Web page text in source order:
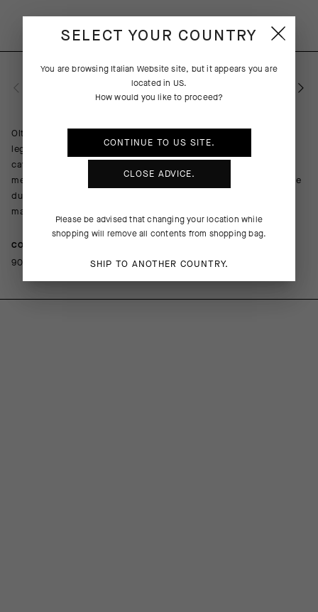
DESCRIZIONE DEL PRODOTTO
Oltre a far respirare la pelle, eliminare gli odori e offrire una
leggera compressione lungo il metatarso, l’arco plantare e la
caviglia, i calzini Ego Socks ti permettono di esprimere il tuo
messaggio al mondo ad ogni pedalata. Ciascun paio ne include
due con la stessa lettera. L’altezza di 17 cm garantisce la
massima visibilità della scritta.
COMPOSITION
90%Polyamide 10%Elastane
SELECT YOUR COUNTRY
You are browsing Italian Websitesite, but it appears you are
located in US.
How would you like to proceed?
CONTINUE TO US SITE.
CLOSE ADVICE.
Please be advised that changing your location while
shopping will remove all contents from shopping bag.
SHIP TO ANOTHER COUNTRY.